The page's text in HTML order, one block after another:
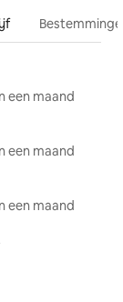
een maand
een maand
een maand